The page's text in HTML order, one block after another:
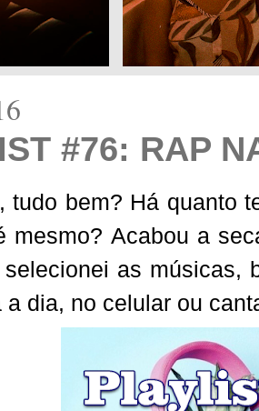
#76: RAP
tudo bem? Há quanto
mesmo? Acabou a
as músicas,
a dia, no celular ou